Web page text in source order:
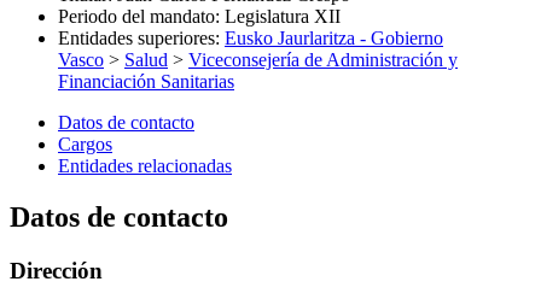
Periodo del mandato: Legislatura XII
Entidades superiores: Eusko Jaurlaritza - Gobierno
Vasco > Salud > Viceconsejería de Administración y
Financiación Sanitarias
Datos de contacto
Cargos
Entidades relacionadas
Datos de contacto
Dirección